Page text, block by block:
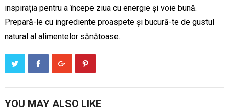
inspirația pentru a începe ziua cu energie și voie bună.
Prepară-le cu ingrediente proaspete și bucură-te de gustul
natural al alimentelor sănătoase.
YOU MAY ALSO LIKE